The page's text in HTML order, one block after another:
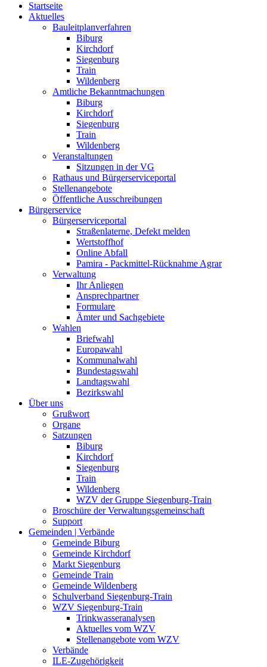
Startseite
Aktuelles
Bauleitplanverfahren
Biburg
Kirchdorf
Siegenburg
Train
Wildenberg
Amtliche Bekanntmachungen
Biburg
Kirchdorf
Siegenburg
Train
Wildenberg
Veranstaltungen
Sitzungen in der VG
Rathaus und Bürgerserviceportal
Stellenangebote
Öffentliche Ausschreibungen
Bürgerservice
Bürgerserviceportal
Straßenlaterne, Defekt melden
Wertstoffhof
Online Abfall
Pamira - Packmittel-Rücknahme Agrar
Verwaltung
Ihr Anliegen
Ansprechpartner
Formulare
Ämter und Sachgebiete
Wahlen
Briefwahl
Europawahl
Kommunalwahl
Bundestagswahl
Landtagswahl
Bezirkswahl
Über uns
Grußwort
Organe
Satzungen
Biburg
Kirchdorf
Siegenburg
Train
Wildenberg
WZV der Gruppe Siegenburg-Train
Broschüre der Verwaltungsgemeinschaft
Support
Gemeinden | Verbände
Gemeinde Biburg
Gemeinde Kirchdorf
Markt Siegenburg
Gemeinde Train
Gemeinde Wildenberg
Schulverband Siegenburg-Train
WZV Siegenburg-Train
Trinkwasseranalysen
Aktuelles vom WZV
Stellenangebote vom WZV
Verbände
ILE-Zugehörigkeit